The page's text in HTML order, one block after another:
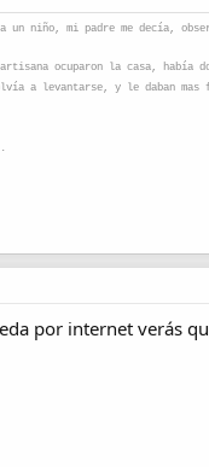
un niño, mi padre me decía,
ocuparon la casa, había
a levantarse, y le daban
por internet verás